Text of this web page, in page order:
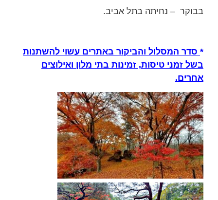
בבוקר – נחיתה בתל אביב.
* סדר המסלול והביקור באתרים עשוי להשתנות
בשל זמני טיסות, זמינות בתי מלון ואילוצים
אחרים.